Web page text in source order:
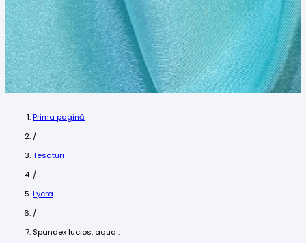
Prima pagină
/
Tesaturi
/
Lycra
/
Spandex lucios, aqua .